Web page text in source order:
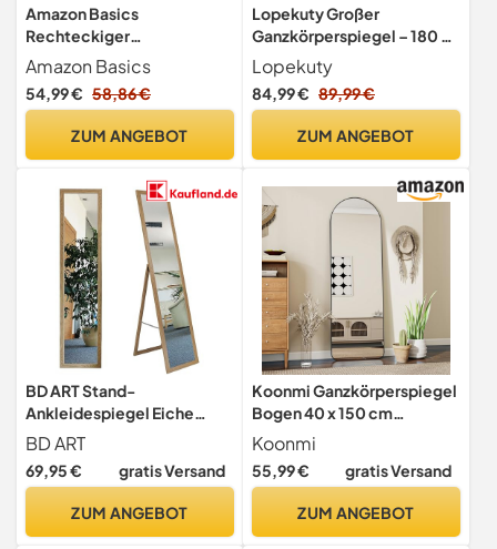
Amazon Basics
Rechteckiger
Ganzkörperspiegel,
Wand-/Bodenhalterung,
162,6cm x 53,3cm x 1,4cm,
Amazon Basics
54,99 € 58,86 €
ZUM ANGEBOT
Lopekuty Großer
Ganzkörperspiegel – 180 x
66 cm Gewölbter
Standspiegel mit
Mattschwarzem
oder Wandmontage,
Verpackung
Lopekuty
84,99 € 89,99 €
ZUM ANGEBOT
BD ART Stand-
Ankleidespiegel Eiche
155,8 x 35,8 cm großer
Fußboden Standspiegel
Garderobe Zeitloser
Eiche Ganzkörperspiegel
BD ART
69,95 € gratis Versand
ZUM ANGEBOT
Koonmi Ganzkörperspiegel
Bogen 40 x 150 cm
Schwarz, Stabiler Rahmen
Koonmi
55,99 € gratis Versand
ZUM ANGEBOT